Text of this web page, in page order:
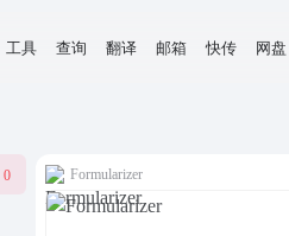
工具 查询 翻译 邮箱 快传 网盘
0 Formularizer